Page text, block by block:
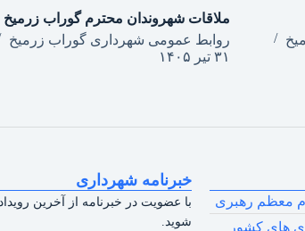
ملاقات شهروندان محترم گوراب زرمیخ
روابط عمومی شهرداری گوراب زرمیخ
۳۱ تیر ۱۴۰۵
معظم رهبری
های کشور
خبرنامه شهرداری
با عضویت در خبرنامه از آخرین
شوید.